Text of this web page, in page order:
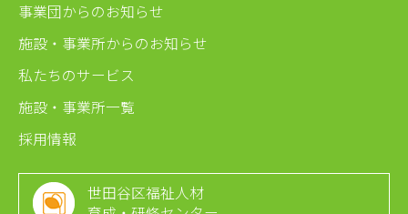
事業団からのお知らせ
施設・事業所からのお知らせ
私たちのサービス
施設・事業所一覧
採用情報
世田谷区福祉人材